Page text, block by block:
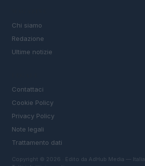
Chi siamo
Redazione
Ultime notizie
Contattaci
Cookie Policy
Privacy Policy
Note legali
Trattamento dati
Copyright © 2026 · Edito da AdHub Media — Italia